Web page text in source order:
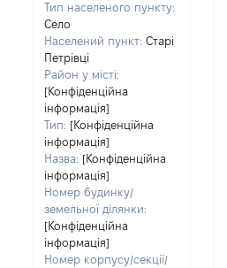
Тип населеного пункту:
Село
Населений пункт: Старі
Петрівці
Район у місті:
[Конфіденційна
інформація]
Тип: [Конфіденційна
інформація]
Назва: [Конфіденційна
інформація]
Номер будинку/
земельної ділянки:
[Конфіденційна
інформація]
Номер корпусу/секції/